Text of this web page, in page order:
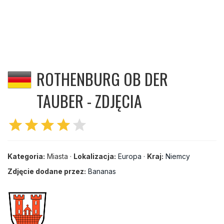
ROTHENBURG OB DER
TAUBER - ZDJĘCIA
starstarstarstar star
Kategoria: Miasta · Lokalizacja: Europa · Kraj: Niemcy
Zdjęcie dodane przez: Bananas